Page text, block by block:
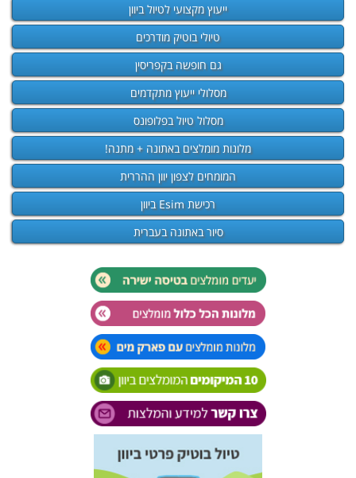
ייעוץ מקצועי לטיול ביוון
טיולי בוטיק מודרכים
גם חופשה בקפריסין
מסלולי ייעוץ מתקדמים
מסלול טיול בפלופונס
מלונות מומלצים באתונה + מתנה!
המומחים לצפון יוון ההררית
רכישת Esim ביוון
סיור באתונה בעברית